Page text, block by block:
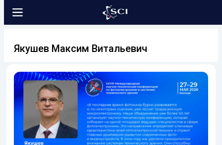
Якушев Максим Витальевич